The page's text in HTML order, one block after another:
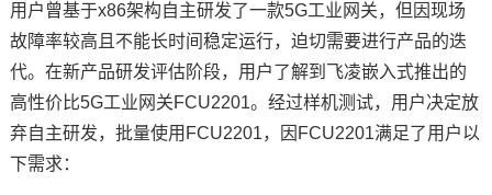
用户曾基于x86架构自主研发了一款5G工业网关，但因现场
故障率较高且不能长时间稳定运行，迫切需要进行产品的迭
代。在新产品研发评估阶段，用户了解到 飞凌嵌入式推出的
高性价比5G工业网关FCU2201。经过样机测试，用户决定放
弃自主研发，批量使用FCU2201，因FCU2201满足了用户以
下需求：